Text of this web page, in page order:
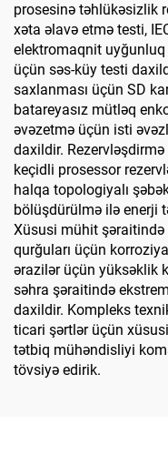
prosesinə təhlükəsizlik
xəta əlavə etmə testi,
elektromaqnit
üçün səs-küy testi
saxlanması üçün SD
batareyasız mütləq
əvəzetmə üçün isti
daxildir.
keçidli prosessor
halqa topologiyalı
bölüşdürülmə ilə enerji
Xüsusi mühit
qurğuları üçün
ərazilər üçün yüksəklik
səhra şəraitində
daxildir. Kompleks
ticari şərtlər üçün
tətbiq mühəndisliyi
tövsiyə edirik.